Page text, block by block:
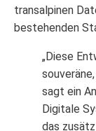
transalpinen
bestehenden
„Diese
sagt ein
Digitale
das